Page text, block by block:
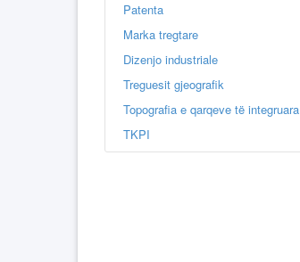
Patenta
Marka tregtare
Dizenjo industriale
Treguesit gjeografik
Topografia e qarqeve të integruara
TKPI